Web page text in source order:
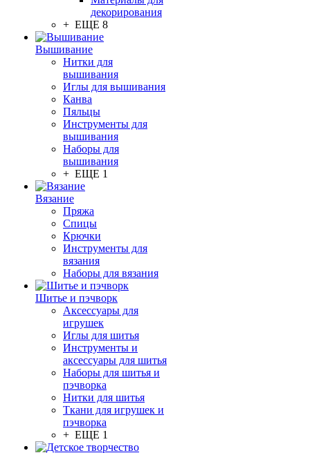
декорирования
+ ЕЩЕ 8
Вышивание
Нитки для
вышивания
Иглы для вышивания
Канва
Пяльцы
Инструменты для
вышивания
Наборы для
вышивания
+ ЕЩЕ 1
Вязание
Пряжа
Спицы
Крючки
Инструменты для
вязания
Наборы для вязания
Шитье и пэчворк
Аксессуары для
игрушек
Иглы для шитья
Инструменты и
аксессуары для шитья
Наборы для шитья и
пэчворка
Нитки для шитья
Ткани для игрушек и
пэчворка
+ ЕЩЕ 1